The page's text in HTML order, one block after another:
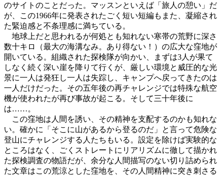
のサイトのことだった。マッスンといえば「旅人の憩い」だ
が、この1966年に発表されたごく短い短編もまた、凝縮され
た緊迫感と不条理感に満ちている。
地球上だと思われるが何処とも知れない寒帯の荒野に深さ
数十キロ（最大の海溝なみ。あり得ない！）の広大な窪地が
開いている。組織された探検隊が向かい、まずは3人が果て
しなく続く深い崖を降りて行くが、厳しい環境と威圧的な光
景に一人は発狂し一人は失踪し、キャンプへ戻ってきたのは
一人だけだった。その五年後の再チャレンジでは特殊な航空
機が使われたが再び事故が起こる。そして三十年後に
は……。
この窪地は人間を誘い、その精神を支配するのかも知れな
い。確かに「そこに山があるから登るのだ」と言って危険な
登山にチャレンジする人たちもいる。設定を除けば実験的な
ところはなく、ごくストレートにリアリズムに徹して描かれ
た探検調査の物語だが、余分な人間描写のない切り詰められ
た文章はこの荒涼とした窪地を、その人間精神に突き刺さる